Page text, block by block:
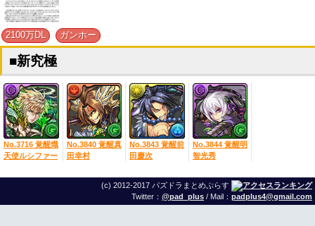
2100万DL ガンホー
■新究極
No.3716 覚醒熾
天使ルシファー
No.3840 覚醒真
田幸村
No.3843 覚醒前
田慶次
No.3844 覚醒明
智光秀
(c) 2012-2017 パズドラまとめぷらす
Twitter： @pad_plus / Mail： padplus4@gmail.com